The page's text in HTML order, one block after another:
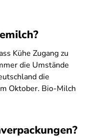
Kühe Zugang zu
die Umstände
die
Oktober. Bio-Milch